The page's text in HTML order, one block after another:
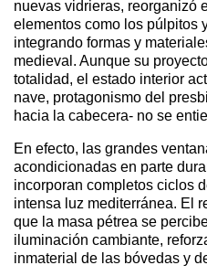
nuevas vidrieras, reorganizó
elementos como los púlpitos
integrando formas y
medieval. Aunque su
totalidad, el estado interior
nave, protagonismo del
hacia la cabecera- no se
En efecto, las grandes
acondicionadas en parte
incorporan completos ciclos
intensa luz mediterránea. El
que la masa pétrea se
iluminación cambiante,
inmaterial de las bóvedas y